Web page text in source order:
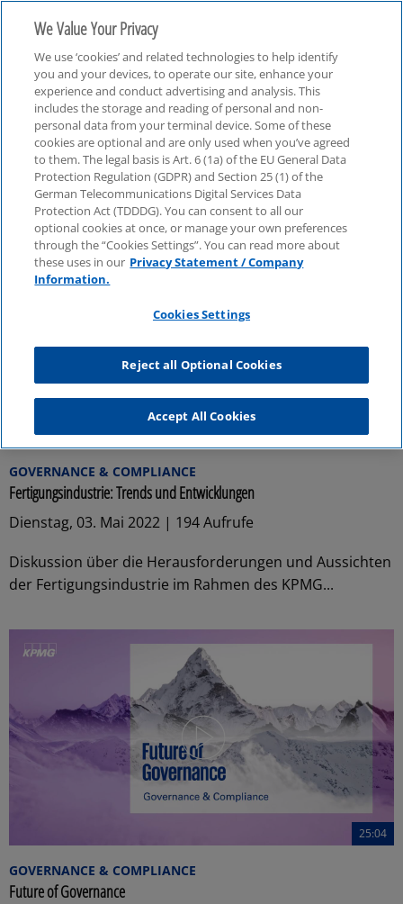
Governance & Compliance
27:22
GOVERNANCE & COMPLIANCE
Fertigungsindustrie: Trends und Entwicklungen
Dienstag, 03. Mai 2022 | 194 Aufrufe
Diskussion über die Herausforderungen und Aussichten
der Fertigungsindustrie im Rahmen des KPMG...
25:04
GOVERNANCE & COMPLIANCE
Future of Governance
We Value Your Privacy
We use ‘cookies’ and related technologies to help identify
you and your devices, to operate our site, enhance your
experience and conduct advertising and analysis. This
includes the storage and reading of personal and non-
personal data from your terminal device. Some of these
cookies are optional and are only used when you’ve agreed
to them. The legal basis is Art. 6 (1a) of the EU General Data
Protection Regulation (GDPR) and Section 25 (1) of the
German Telecommunications Digital Services Data
Protection Act (TDDDG). You can consent to all our
optional cookies at once, or manage your own preferences
through the “Cookies Settings”. You can read more about
these uses in our Privacy Statement / Company
Information.
Cookies Settings
Reject all Optional Cookies
Accept All Cookies